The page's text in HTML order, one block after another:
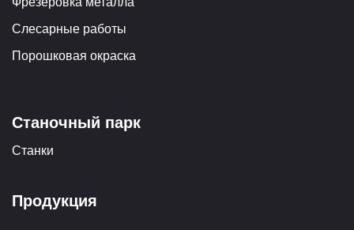
Слесарные работы
Порошковая окраска
Станочный парк
Станки
Продукция